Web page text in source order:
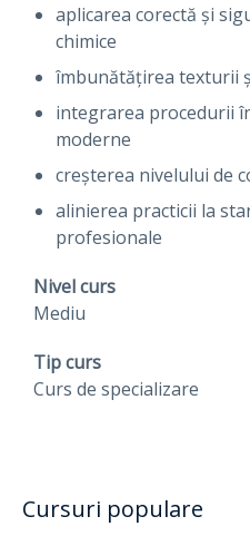
aplicarea corectă și
chimice
îmbunătățirea texturii
integrarea procedurii
moderne
creșterea nivelului de
alinierea practicii la
profesionale
Nivel curs
Mediu
Tip curs
Curs de specializare
Cursuri populare